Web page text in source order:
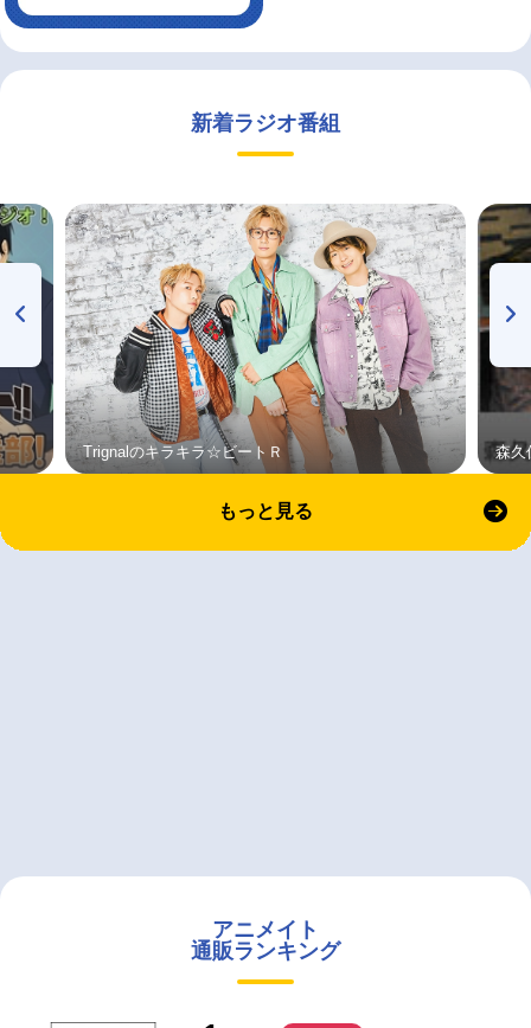
新着ラジオ番組
Trignalのキラキラ☆ビートＲ 森久
もっと見る
アニメイト
通販ランキング